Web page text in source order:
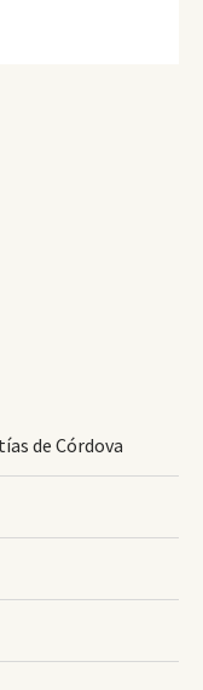
de Córdova